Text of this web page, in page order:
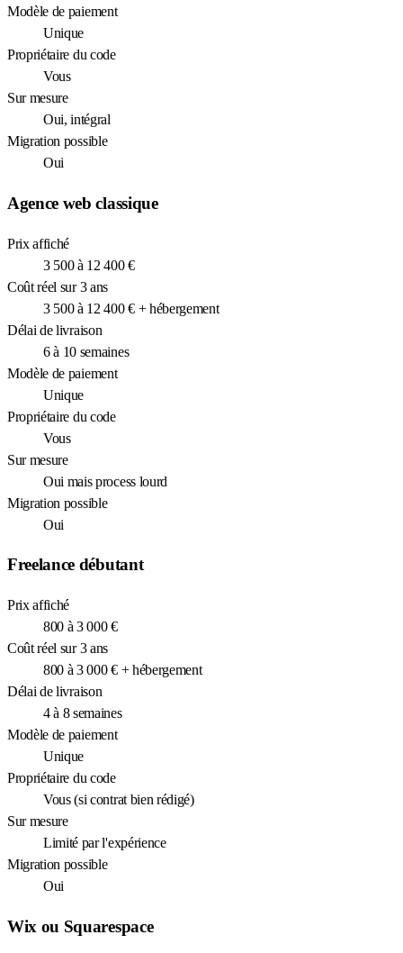
Modèle de paiement
Unique
Propriétaire du code
Vous
Sur mesure
Oui, intégral
Migration possible
Oui
Agence web classique
Prix affiché
3 500 à 12 400 €
Coût réel sur 3 ans
3 500 à 12 400 € + hébergement
Délai de livraison
6 à 10 semaines
Modèle de paiement
Unique
Propriétaire du code
Vous
Sur mesure
Oui mais process lourd
Migration possible
Oui
Freelance débutant
Prix affiché
800 à 3 000 €
Coût réel sur 3 ans
800 à 3 000 € + hébergement
Délai de livraison
4 à 8 semaines
Modèle de paiement
Unique
Propriétaire du code
Vous (si contrat bien rédigé)
Sur mesure
Limité par l'expérience
Migration possible
Oui
Wix ou Squarespace